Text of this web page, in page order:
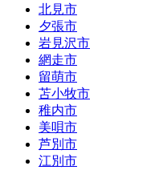
北見市
夕張市
岩見沢市
網走市
留萌市
苫小牧市
稚内市
美唄市
芦別市
江別市